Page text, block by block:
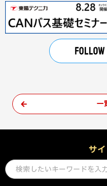
一
サ